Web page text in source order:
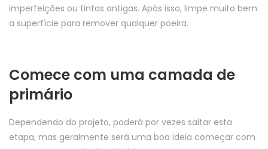
imperfeições ou tintas antigas. Após isso, limpe muito bem
a superfície para remover qualquer poeira.
Comece com uma camada de
primário
Dependendo do projeto, poderá por vezes saltar esta
etapa, mas geralmente será uma boa ideia começar com